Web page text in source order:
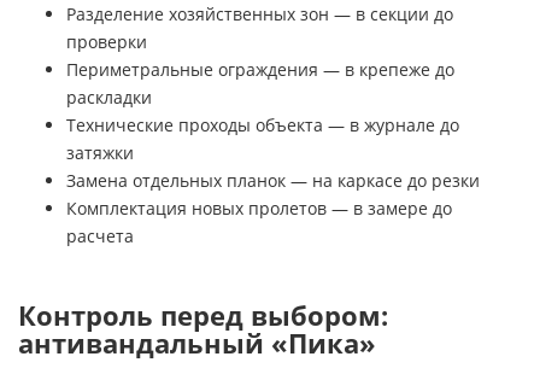
Разделение хозяйственных зон — в секции до
проверки
Периметральные ограждения — в крепеже до
раскладки
Технические проходы объекта — в журнале до
затяжки
Замена отдельных планок — на каркасе до резки
Комплектация новых пролетов — в замере до
расчета
Контроль перед выбором:
антивандальный «Пика»